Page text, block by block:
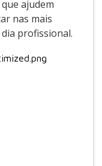
ajudem
nas mais
profissional.